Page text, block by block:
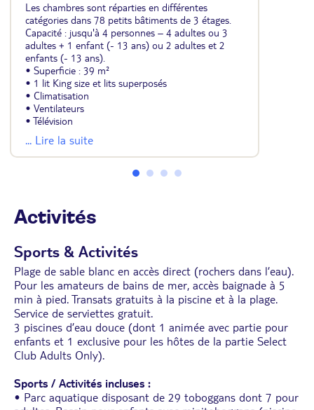
Les chambres sont réparties en différentes
catégories dans 78 petits bâtiments de 3 étages.
Capacité : jusqu'à 4 personnes – 4 adultes ou 3
adultes + 1 enfant (- 13 ans) ou 2 adultes et 2
enfants (- 13 ans).
• Superficie : 39 m²
• 1 lit King size et lits superposés
• Climatisation
• Ventilateurs
• Télévision
• Minibar (sodas et bière)
• Distributeur d'eau
• Coffre-fort
• Chaussons et peignoirs (sur demande et selon
disponibilité)
piscine ou la jungle
La réglementation mexicaine impose au moins un
adulte de 18 ans dans chaque chambre.
À noter : il n’existe pas de chambres
communicantes dans cette catégorie. Uniquement
possibilité de chambres côte à côte sous réserve de
disponibilité.
... Lire la suite
Activités
Sports & Activités
Plage de sable blanc en accès direct (rochers dans l’eau).
Pour les amateurs de bains de mer, accès baignade à 5
min à pied. Transats gratuits à la piscine et à la plage.
Service de serviettes gratuit.
3 piscines d’eau douce (dont 1 animée avec partie pour
enfants et 1 exclusive pour les hôtes de la partie Select
Club Adults Only).
Sports / Activités incluses :
• Parc aquatique disposant de 29 toboggans dont 7 pour